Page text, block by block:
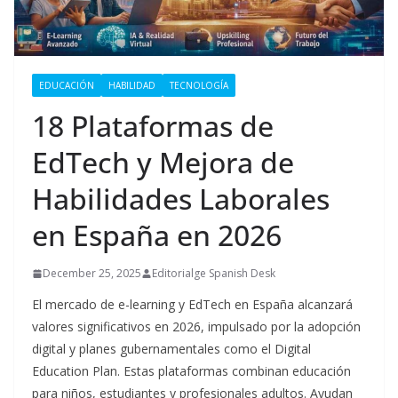
EDUCACIÓN HABILIDAD TECNOLOGÍA
18 Plataformas de
EdTech y Mejora de
Habilidades Laborales
en España en 2026
December 25, 2025 Editorialge Spanish Desk
El mercado de e-learning y EdTech en España alcanzará
valores significativos en 2026, impulsado por la adopción
digital y planes gubernamentales como el Digital
Education Plan. Estas plataformas combinan educación
para niños, estudiantes y profesionales adultos. Ayudan